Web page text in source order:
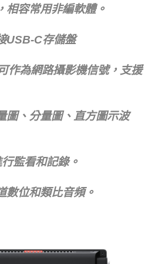
相容常用非編軟體。
USB-C存儲盤
作為網路攝影機信號，支援
圖、分量圖、直方圖示波
監看和記錄。
數位和類比音頻。